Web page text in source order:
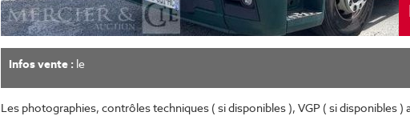
Infos vente : le
Les photographies, contrôles techniques ( si disponibles ), VGP ( si disponibles )